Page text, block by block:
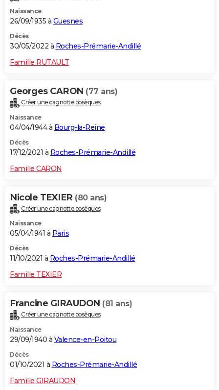
Naissance
26/09/1935 à Guesnes
Décès
30/05/2022 à Roches-Prémarie-Andillé
Famille RUTAULT
Georges CARON (77 ans)
Créer une cagnotte obsèques
Naissance
04/04/1944 à Bourg-la-Reine
Décès
17/12/2021 à Roches-Prémarie-Andillé
Famille CARON
Nicole TEXIER (80 ans)
Créer une cagnotte obsèques
Naissance
05/04/1941 à Paris
Décès
11/10/2021 à Roches-Prémarie-Andillé
Famille TEXIER
Francine GIRAUDON (81 ans)
Créer une cagnotte obsèques
Naissance
29/09/1940 à Valence-en-Poitou
Décès
01/10/2021 à Roches-Prémarie-Andillé
Famille GIRAUDON